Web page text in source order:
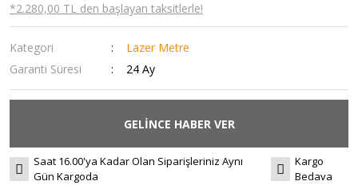
*2.280,00 TL den başlayan taksitlerle!
Kategori
Lazer Metre
Garanti Süresi
24 Ay
GELİNCE HABER VER
Saat 16.00'ya Kadar Olan Siparişleriniz Aynı
Gün Kargoda
Kargo
Bedava